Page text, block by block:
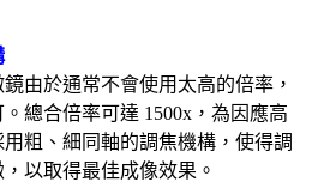
由於通常不會使用太高的倍率，
總合倍率可達 1500x ，為因應高
粗、細同軸的調焦機構，使得調
以取得最佳成像效果。